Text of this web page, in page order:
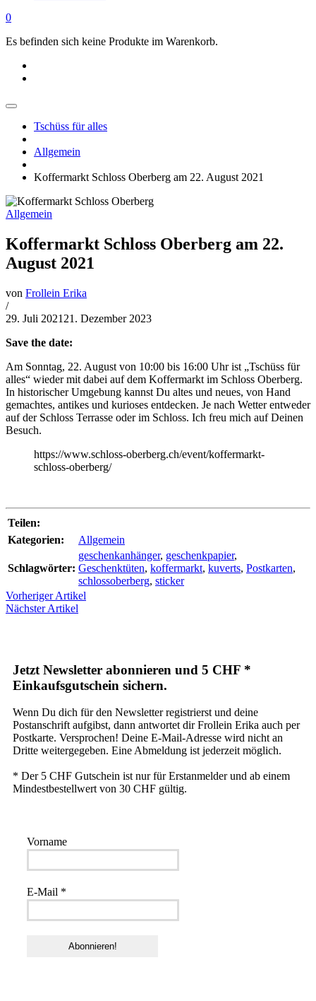
0
Es befinden sich keine Produkte im Warenkorb.
Tschüss für alles
Allgemein
Koffermarkt Schloss Oberberg am 22. August 2021
Allgemein
Koffermarkt Schloss Oberberg am 22.
August 2021
von Frollein Erika
/
29. Juli 2021 21. Dezember 2023
Save the date:
Am Sonntag, 22. August von 10:00 bis 16:00 Uhr ist „Tschüss für
alles“ wieder mit dabei auf dem Koffermarkt im Schloss Oberberg.
In historischer Umgebung kannst Du altes und neues, von Hand
gemachtes, antikes und kurioses entdecken. Je nach Wetter entweder
auf der Schloss Terrasse oder im Schloss. Ich freu mich auf Deinen
Besuch.
https://www.schloss-oberberg.ch/event/koffermarkt-
schloss-oberberg/
Teilen:
Kategorien:
Allgemein
Schlagwörter:
geschenkanhänger, geschenkpapier,
Geschenktüten, koffermarkt, kuverts, Postkarten,
schlossoberberg, sticker
Vorheriger Artikel
Nächster Artikel
Jetzt Newsletter abonnieren und 5 CHF *
Einkaufsgutschein sichern.
Wenn Du dich für den Newsletter registrierst und deine
Postanschrift aufgibst, dann antwortet dir Frollein Erika auch per
Postkarte. Versprochen! Deine E-Mail-Adresse wird nicht an
Dritte weitergegeben. Eine Abmeldung ist jederzeit möglich.
* Der 5 CHF Gutschein ist nur für Erstanmelder und ab einem
Mindestbestellwert von 30 CHF gültig.
Vorname
E-Mail *